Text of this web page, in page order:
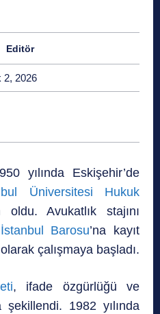
Editör
2, 2026
yılında Eskişehir’de
Üniversitesi Hukuk
oldu. Avukatlık stajını
İstanbul Barosu’na kayıt
çalışmaya başladı.
, ifade özgürlüğü ve
şekillendi. 1982 yılında